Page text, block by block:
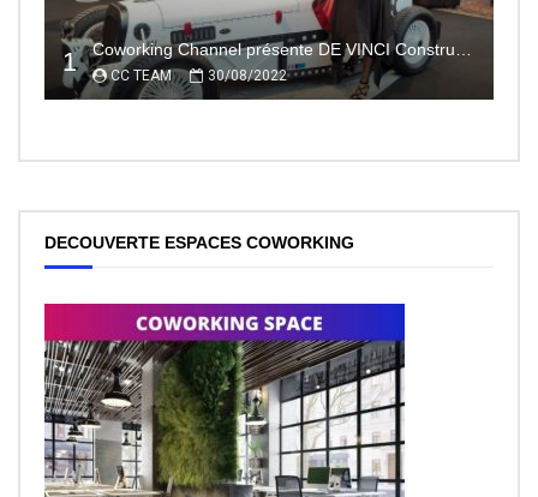
1 CC TEAM 30/08/2022
DECOUVERTE ESPACES COWORKING